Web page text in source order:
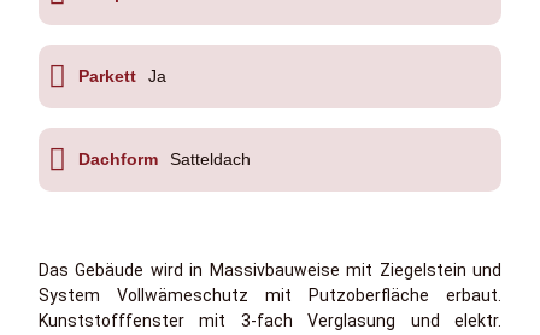
Parkett Ja
Dachform Satteldach
Das Gebäude wird in Massivbauweise mit Ziegelstein und
System Vollwämeschutz mit Putzoberfläche erbaut.
Kunststofffenster mit 3-fach Verglasung und elektr.